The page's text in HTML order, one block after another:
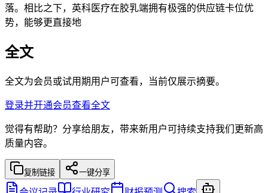
落。相比之下，英科医疗在胶乳端拥有极强的供应链卡位优
势，能够更直接地
全文
全文为会员或试用期用户可查看，当前仅展示摘要。
登录并开通会员查看全文
觉得有帮助？分享给朋友，带来新用户可持续支持我们更新高
质量内容。
复制链接 一键分享